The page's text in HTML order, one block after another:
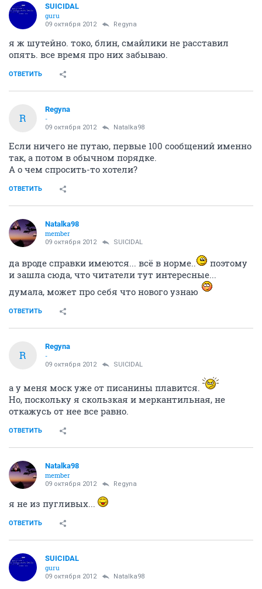
SUICIDAL
guru
09 октября 2012 Regyna
я ж шутейно. токо, блин, смайлики не расставил
опять. все время про них забываю.
ОТВЕТИТЬ
R
Regyna
-
09 октября 2012 Natalka98
Если ничего не путаю, первые 100 сообщений именно
так, а потом в обычном порядке.
А о чем спросить-то хотели?
ОТВЕТИТЬ
Natalka98
member
09 октября 2012 SUICIDAL
да вроде справки имеются... всё в норме..
поэтому
и зашла сюда, что читатели тут интересные...
думала, может про себя что нового узнаю
ОТВЕТИТЬ
R
Regyna
-
09 октября 2012 SUICIDAL
а у меня моск уже от писанины плавится.
Но, поскольку я скользкая и меркантильная, не
откажусь от нее все равно.
ОТВЕТИТЬ
Natalka98
member
09 октября 2012 Regyna
я не из пугливых...
ОТВЕТИТЬ
SUICIDAL
guru
09 октября 2012 Natalka98